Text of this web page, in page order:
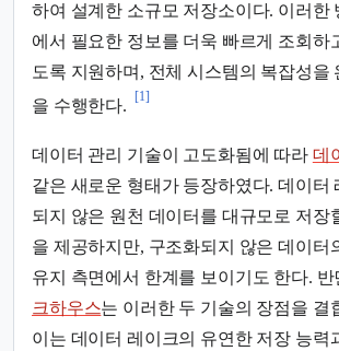
하여 설계한 소규모 저장소이다. 이러한
에서 필요한 정보를 더욱 빠르게 조회하
도록 지원하며, 전체 시스템의 복잡성을
을 수행한다.
[1]
데이터 관리 기술이 고도화됨에 따라 데
같은 새로운 형태가 등장하였다. 데이터
되지 않은 원천 데이터를 대규모로 저장
을 제공하지만, 구조화되지 않은 데이터
유지 측면에서 한계를 보이기도 한다.
크하우스는 이러한 두 기술의 장점을 결
이는 데이터 레이크의 유연한 저장 능력